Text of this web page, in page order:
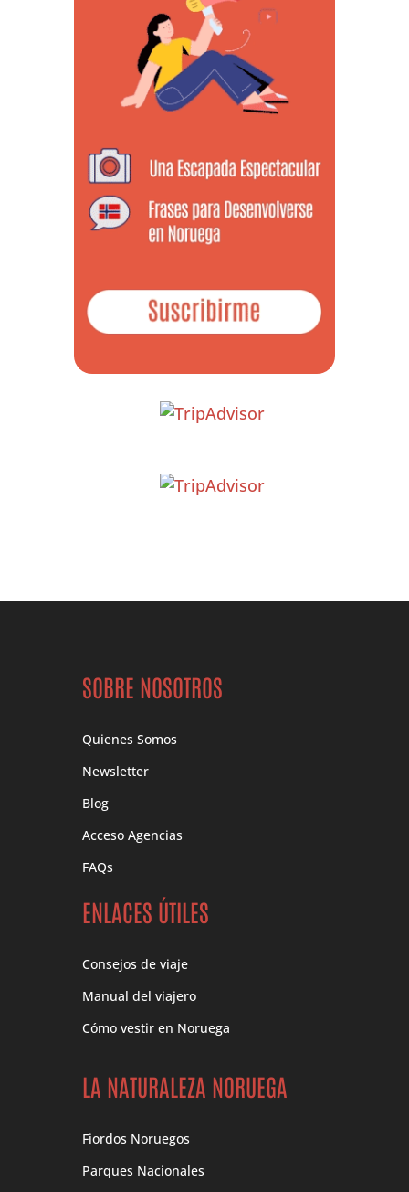
SOBRE NOSOTROS
Quienes Somos
Newsletter
Blog
Acceso Agencias
FAQs
ENLACES ÚTILES
Consejos de viaje
Manual del viajero
Cómo vestir en Noruega
LA NATURALEZA NORUEGA
Fiordos Noruegos
Parques Nacionales